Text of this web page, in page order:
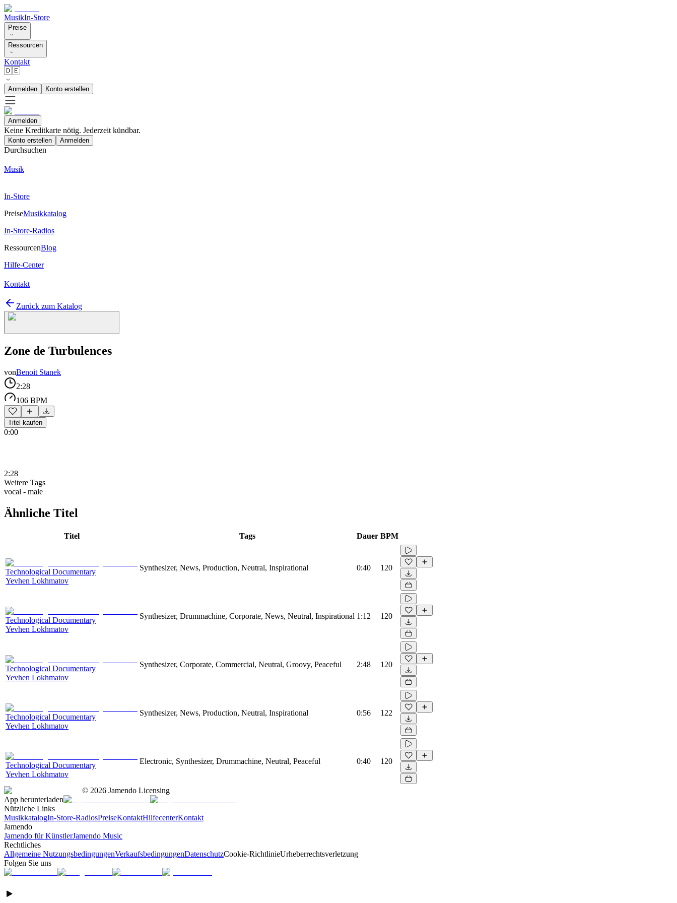
MusikIn-Store
Preise
Ressourcen
Kontakt
🇩🇪
Anmelden Konto erstellen
Anmelden
Keine Kreditkarte nötig. Jederzeit kündbar.
Konto erstellen Anmelden
Durchsuchen
Musik
In-Store
PreiseMusikkatalog
In-Store-Radios
RessourcenBlog
Hilfe-Center
Kontakt
Zurück zum Katalog
Zone de Turbulences
vonBenoit Stanek
2:28
106 BPM
Titel kaufen
0:00
2:28
Weitere Tags
vocal - male
Ähnliche Titel
Titel Tags Dauer BPM
Technological Documentary
Yevhen Lokhmatov
Synthesizer, News, Production, Neutral, Inspirational 0:40 120
Technological Documentary
Yevhen Lokhmatov
Synthesizer, Drummachine, Corporate, News, Neutral, Inspirational 1:12 120
Technological Documentary
Yevhen Lokhmatov
Synthesizer, Corporate, Commercial, Neutral, Groovy, Peaceful 2:48 120
Technological Documentary
Yevhen Lokhmatov
Synthesizer, News, Production, Neutral, Inspirational 0:56 122
Technological Documentary
Yevhen Lokhmatov
Electronic, Synthesizer, Drummachine, Neutral, Peaceful 0:40 120
© 2026 Jamendo Licensing
App herunterladen
Nützliche Links
MusikkatalogIn-Store-RadiosPreiseKontaktHilfecenterKontakt
Jamendo
Jamendo für KünstlerJamendo Music
Rechtliches
Allgemeine NutzungsbedingungenVerkaufsbedingungenDatenschutzCookie-RichtlinieUrheberrechtsverletzung
Folgen Sie uns